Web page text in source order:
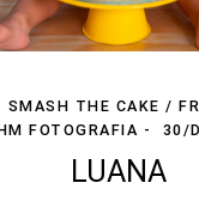
SMASH THE CAKE /
FOTOGRAFIA
30/
LUANA